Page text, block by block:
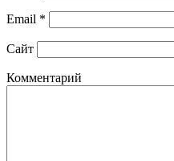
Email *
Сайт
Комментарий